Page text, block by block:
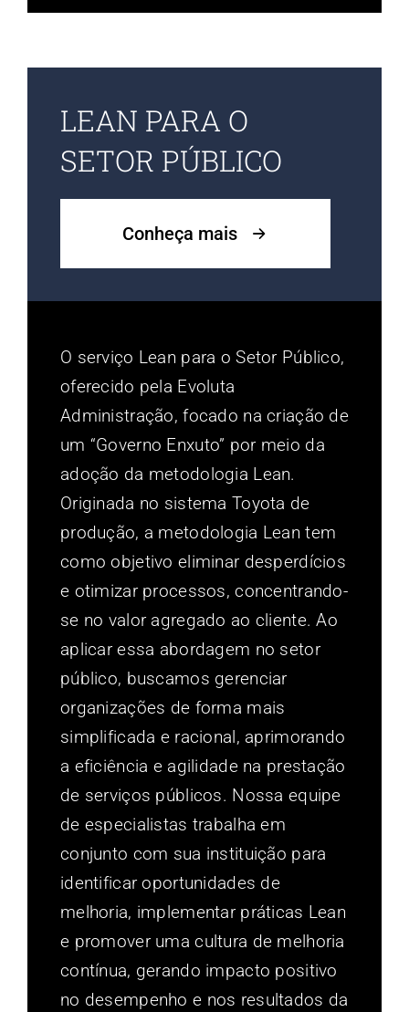
LEAN PARA O
SETOR PÚBLICO
Conheça mais
O serviço Lean para o Setor Público,
oferecido pela Evoluta
Administração, focado na criação de
um “Governo Enxuto” por meio da
adoção da metodologia Lean.
Originada no sistema Toyota de
produção, a metodologia Lean tem
como objetivo eliminar desperdícios
e otimizar processos, concentrando-
se no valor agregado ao cliente. Ao
aplicar essa abordagem no setor
público, buscamos gerenciar
organizações de forma mais
simplificada e racional, aprimorando
a eficiência e agilidade na prestação
de serviços públicos. Nossa equipe
de especialistas trabalha em
conjunto com sua instituição para
identificar oportunidades de
melhoria, implementar práticas Lean
e promover uma cultura de melhoria
contínua, gerando impacto positivo
no desempenho e nos resultados da